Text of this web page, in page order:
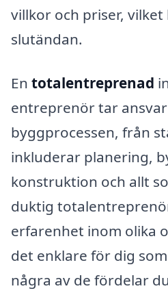
villkor och priser,
slutändan.
En totalentreprenad
entreprenör tar
byggprocessen, från
inkluderar planering,
konstruktion och allt
duktig
erfarenhet inom olika
det enklare för dig
några av de fördelar